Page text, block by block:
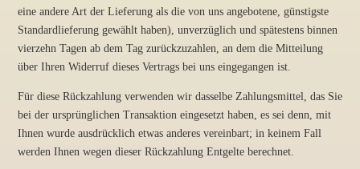
eine andere Art der Lieferung als die von uns angebotene, günstigste
Standardlieferung gewählt haben), unverzüglich und spätestens binnen
vierzehn Tagen ab dem Tag zurückzuzahlen, an dem die Mitteilung
über Ihren Widerruf dieses Vertrags bei uns eingegangen ist.
Für diese Rückzahlung verwenden wir dasselbe Zahlungsmittel, das Sie
bei der ursprünglichen Transaktion eingesetzt haben, es sei denn, mit
Ihnen wurde ausdrücklich etwas anderes vereinbart; in keinem Fall
werden Ihnen wegen dieser Rückzahlung Entgelte berechnet.